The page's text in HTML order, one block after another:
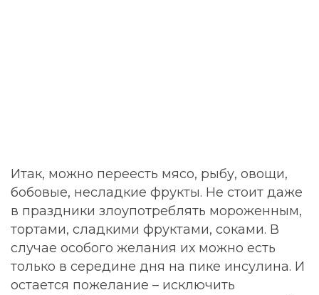
Итак, можно переесть мясо, рыбу, овощи,
бобовые, несладкие фрукты. Не стоит даже
в праздники злоупотреблять мороженным,
тортами, сладкими фруктами, соками. В
случае особого желания их можно есть
только в середине дня на пике инсулина. И
остается пожелание – исключить